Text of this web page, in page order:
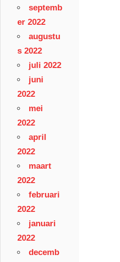
septemb
er 2022
augustu
s 2022
juli 2022
juni
2022
mei
2022
april
2022
maart
2022
februari
2022
januari
2022
decemb